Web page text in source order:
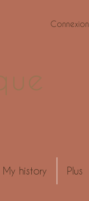
Connexion
My history Plus